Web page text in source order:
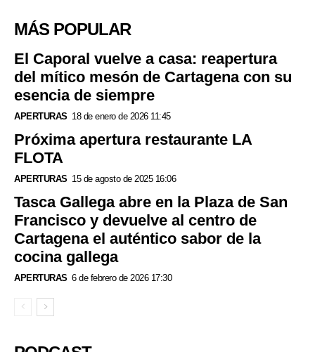
MÁS POPULAR
El Caporal vuelve a casa: reapertura
del mítico mesón de Cartagena con su
esencia de siempre
APERTURAS 18 de enero de 2026 11:45
Próxima apertura restaurante LA
FLOTA
APERTURAS 15 de agosto de 2025 16:06
Tasca Gallega abre en la Plaza de San
Francisco y devuelve al centro de
Cartagena el auténtico sabor de la
cocina gallega
APERTURAS 6 de febrero de 2026 17:30